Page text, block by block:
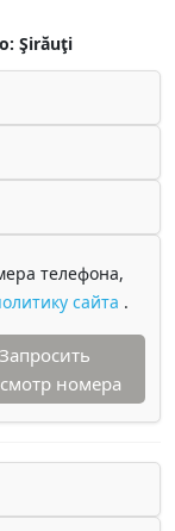
Şirăuţi
телефона,
сайта .
Запросить
номера